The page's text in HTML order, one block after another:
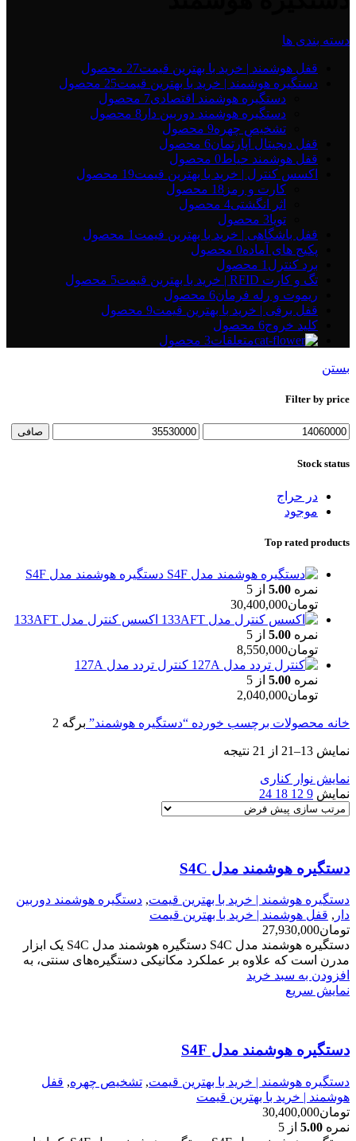
دسته بندی ها
قفل هوشمند | خرید با بهترین قیمت27 محصول
دستگیره هوشمند | خرید با بهترین قیمت25 محصول
دستگیره هوشمند اقتصادی7 محصول
دستگیره هوشمند دوربین دار 8 محصول
تشخیص چهره9 محصول
قفل دیجیتال آپارتمان6 محصول
قفل هوشمند حیاط0 محصول
اکسس کنترل | خرید با بهترین قیمت19 محصول
کارت و رمز 18 محصول
اثر انگشتی4 محصول
تویا3 محصول
قفل باشگاهی | خرید با بهترین قیمت 1 محصول
پکیج های آماده0 محصول
برد کنترل 1 محصول
تگ و کارت RFID | خرید با بهترین قیمت
5 محصول
ریموت و رله فرمان6 محصول
قفل برقی | خرید با بهترین قیمت9 محصول
کلید خروج6 محصول
متعلقات3 محصول
بستن
Filter by price
حداقل
حداكثر
صافی
Stock status
در حراج
موجود
Top rated products
دستگیره هوشمند مدل S4F
نمره 5.00 از 5
تومان30,400,000
اکسس کنترل مدل 133AFT
نمره 5.00 از 5
تومان8,550,000
کنترل تردد مدل 127A
نمره 5.00 از 5
تومان2,040,000
خانه محصولات برچسب خورده “دستگیره هوشمند” برگه 2
نمایش 13–21 از 21 نتیجه
نمایش نوار کناری
نمایش 9
12
18
24
دستگیره هوشمند مدل S4C
دستگیره هوشمند | خرید با بهترین قیمت, دستگیره هوشمند دوربین
دار , قفل هوشمند | خرید با بهترین قیمت
تومان27,930,000
دستگیره هوشمند مدل S4C دستگیره هوشمند مدل S4C یک ابزار
مدرن است که علاوه بر عملکرد مکانیکی دستگیره‌های سنتی، به
افزودن به سبد خرید
نمایش سریع
دستگیره هوشمند مدل S4F
دستگیره هوشمند | خرید با بهترین قیمت, تشخیص چهره, قفل
هوشمند | خرید با بهترین قیمت
تومان30,400,000
نمره 5.00 از 5